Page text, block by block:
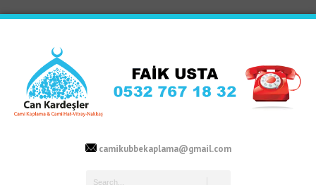
camikubbekaplama@gmail.com